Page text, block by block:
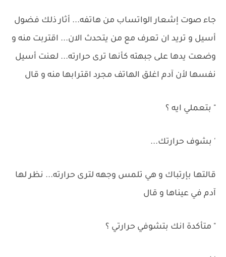
جاء صوت إشعار الواتساب من هاتفه... أثار ذلك فضول
أسيل و تريد ان تعرف مع من يتحدث الان... اقتربت منه و
وضعت يدها على جبهته كأنها ترى حرارته... لعنت أسيل
نفسها لأن آدم اغلق الهاتف مجرد اقترابها منه و قال
" بتعملي ايه ؟
' بشوف حرارتك...
قالتها بإرتباك و هي تلمس وجهه لترى حرارته... نظر لها
آدم في عيناها و قال
" متأكدة انك بتشوفي حرارتي ؟